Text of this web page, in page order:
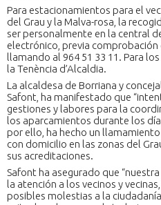
Para estacionamientos para el
del Grau y la Malva-rosa, la
ser personalmente en la central
electrónico, previa
llamando al 964 51 33 11. Para
la Tenència d’Alcaldia.
La alcaldesa de Borriana y
Safont, ha manifestado que
gestiones y labores para la
los aparcamientos durante los
por ello, ha hecho un
con domicilio en las zonas del
sus acreditaciones.
Safont ha asegurado que
la atención a los vecinos y
posibles molestias a la